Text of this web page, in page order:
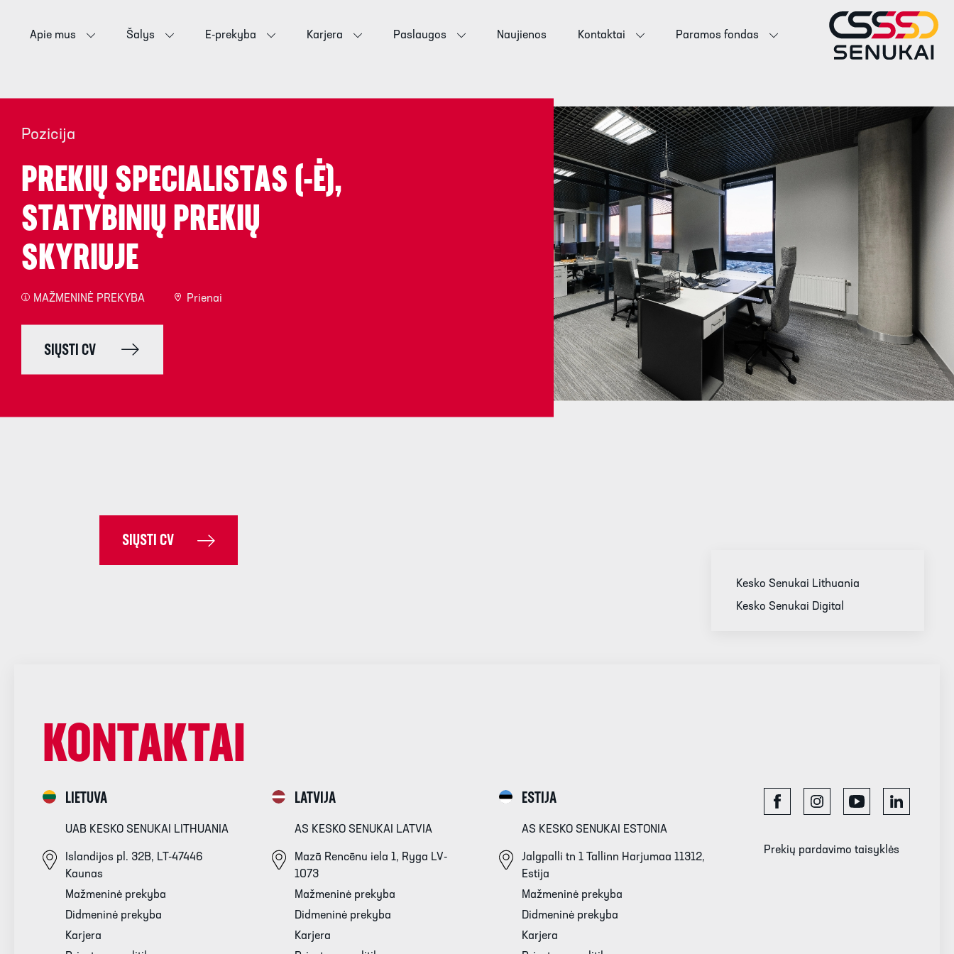
Apie mus Šalys E-prekyba Karjera Paslaugos Naujienos Kontaktai Paramos fondas
Pozicija
PREKIŲ SPECIALISTAS (-Ė),
STATYBINIŲ PREKIŲ
SKYRIUJE
MAŽMENINĖ PREKYBA Prienai
SIŲSTI CV
SIŲSTI CV
Kesko Senukai Lithuania
Kesko Senukai Digital
KONTAKTAI
LIETUVA
UAB KESKO SENUKAI LITHUANIA
Islandijos pl. 32B, LT-47446
Kaunas
Mažmeninė prekyba
Didmeninė prekyba
Karjera
LATVIJA
AS KESKO SENUKAI LATVIA
Mazā Rencēnu iela 1, Ryga LV-
1073
Mažmeninė prekyba
Didmeninė prekyba
Karjera
ESTIJA
AS KESKO SENUKAI ESTONIA
Jalgpalli tn 1 Tallinn Harjumaa 11312,
Estija
Mažmeninė prekyba
Didmeninė prekyba
Karjera
Prekių pardavimo taisyklės